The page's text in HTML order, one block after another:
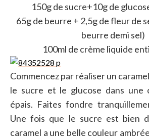
150g de sucre+10g de
65g de beurre + 2,5g de fleur de
beurre demi sel)
100ml de crème liquide
Commencez par réaliser un
le sucre et le glucose dans une
épais. Faites fondre
Une fois que le sucre est bien
caramel a une belle couleur